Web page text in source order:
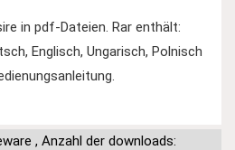
in pdf-Dateien. Rar enthält:
Englisch, Ungarisch, Polnisch
, Anzahl der downloads: